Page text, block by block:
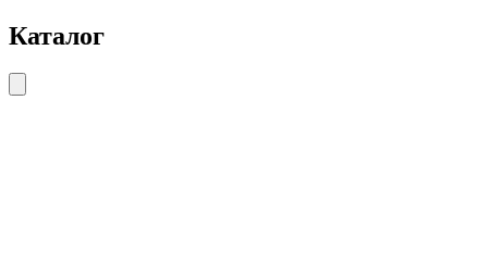
Каталог